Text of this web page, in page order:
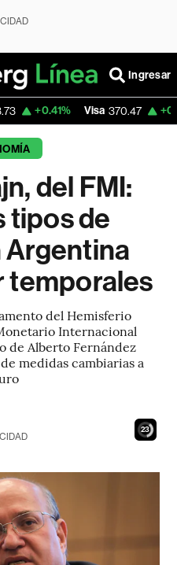
Ingresar
Visa 370.47 +0.52%
del FMI:
tipos de
Argentina
temporales
del Hemisferio
Internacional
de Alberto Fernández
medidas cambiarias a
22